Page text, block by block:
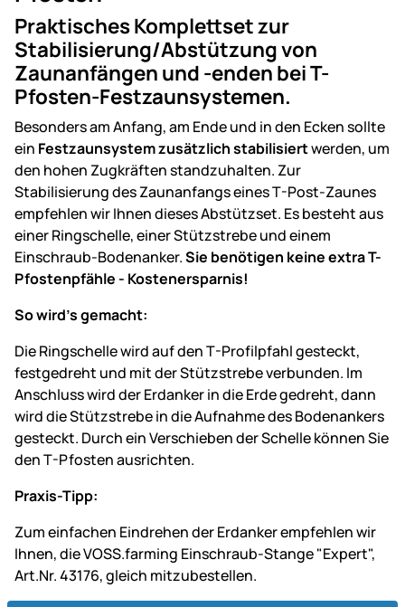
Praktisches Komplettset zur
Stabilisierung/Abstützung von
Zaunanfängen und -enden bei T-
Pfosten-Festzaunsystemen.
Besonders am Anfang, am Ende und in den Ecken sollte
ein Festzaunsystem zusätzlich stabilisiertwerden, um
den hohen Zugkräften standzuhalten. Zur
Stabilisierung des Zaunanfangs eines T-Post-Zaunes
empfehlen wir Ihnen dieses Abstützset. Es besteht aus
einer Ringschelle, einer Stützstrebe und einem
Einschraub-Bodenanker.Sie benötigen keine extra T-
Pfostenpfähle - Kostenersparnis!
So wird's gemacht:
Die Ringschelle wird auf den T-Profilpfahl gesteckt,
festgedreht und mit der Stützstrebe verbunden. Im
Anschluss wird der Erdanker in die Erde gedreht, dann
wird die Stützstrebe in die Aufnahme des Bodenankers
gesteckt. Durch ein Verschieben der Schelle können Sie
den T-Pfosten ausrichten.
Praxis-Tipp:
Zum einfachen Eindrehen der Erdanker empfehlen wir
Ihnen, die VOSS.farming Einschraub-Stange "Expert",
Art.Nr. 43176, gleich mitzubestellen.